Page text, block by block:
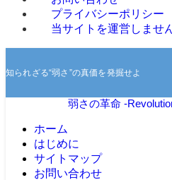
プライバシーポリシー
当サイトを運営しませ
知られざる“弱さ”の真価を発掘せよ
弱さの革命 -
ホーム
はじめに
サイトマップ
お問い合わせ